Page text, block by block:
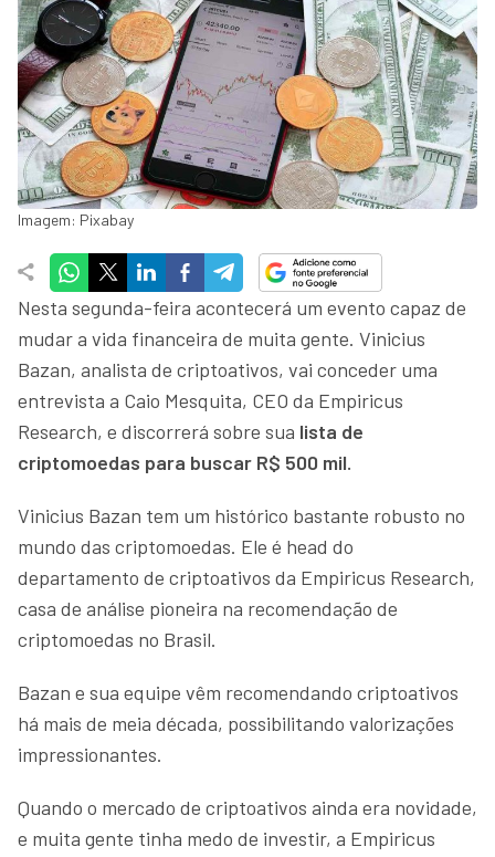
Imagem: Pixabay
Nesta segunda-feira acontecerá um evento capaz de
mudar a vida financeira de muita gente. Vinicius
Bazan, analista de criptoativos, vai conceder uma
entrevista a Caio Mesquita, CEO da Empiricus
Research, e discorrerá sobre sua lista de
criptomoedas para buscar R$ 500 mil.
Vinicius Bazan tem um histórico bastante robusto no
mundo das criptomoedas. Ele é head do
departamento de criptoativos da Empiricus Research,
casa de análise pioneira na recomendação de
criptomoedas no Brasil.
Bazan e sua equipe vêm recomendando criptoativos
há mais de meia década, possibilitando valorizações
impressionantes.
Quando o mercado de criptoativos ainda era novidade,
e muita gente tinha medo de investir, a Empiricus